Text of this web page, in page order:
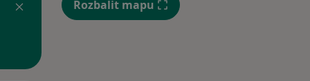
Rozbalit mapu